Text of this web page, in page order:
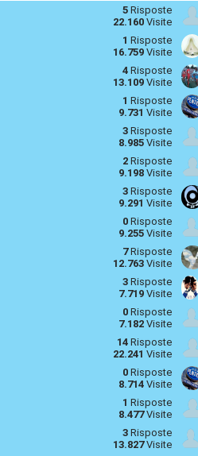
5Risposte
22.160Visite
1 Risposte
16.759Visite
4Risposte
13.109Visite
1 Risposte
9.731 Visite
3Risposte
8.985Visite
2Risposte
9.198Visite
3Risposte
9.291 Visite
0Risposte
9.255Visite
7Risposte
12.763Visite
3Risposte
7.719Visite
0Risposte
7.182Visite
14Risposte
22.241 Visite
0Risposte
8.714Visite
1 Risposte
8.477Visite
3Risposte
13.827Visite